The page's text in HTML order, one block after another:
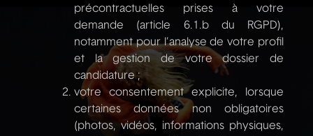
précontractuelles prises à votre
demande (article 6.1.b du RGPD),
notamment pour l’analyse de votre profil
et la gestion de votre dossier de
candidature ;
votre consentement explicite, lorsque
certaines données non obligatoires
(photos, vidéos, informations physiques,